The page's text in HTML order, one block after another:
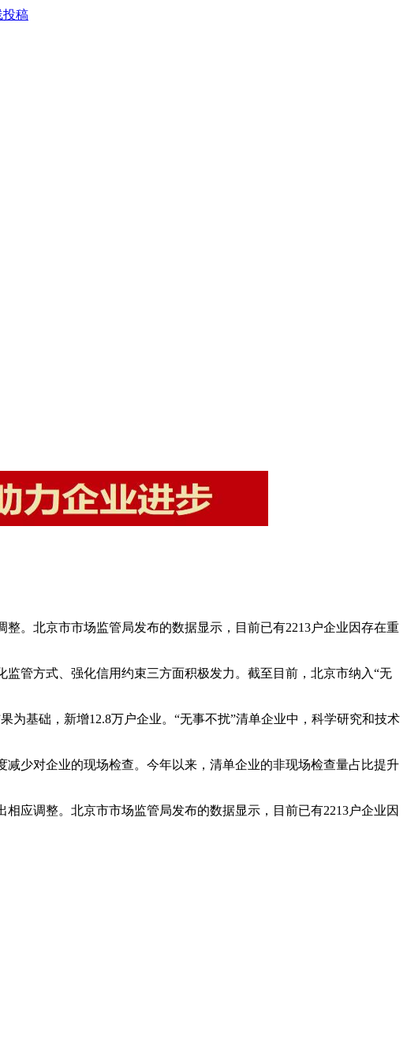
投稿
。北京市市场监管局发布的数据显示，目前已有2213户企业因存在重
管方式、强化信用约束三方面积极发力。截至目前，北京市纳入“无
为基础，新增12.8万户企业。“无事不扰”清单企业中，科学研究和技术
少对企业的现场检查。今年以来，清单企业的非现场检查量占比提升
应调整。北京市市场监管局发布的数据显示，目前已有2213户企业因